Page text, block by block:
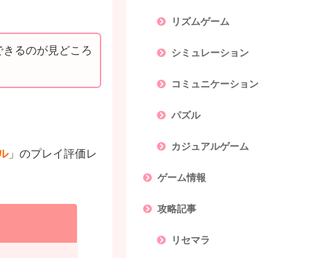
るのが見どころ
」のプレイ評価レ
リズムゲーム
シミュレーション
コミュニケーション
パズル
カジュアルゲーム
ゲーム情報
攻略記事
リセマラ